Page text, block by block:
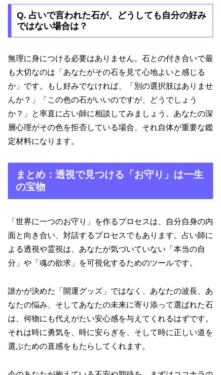
Q. 占いで言われた石が、どうしても自分の好み
ではない場合は？
無理に身につける必要はありません。石との付き合いで最
も大切なのは「あなたがその石を見て心地よいと感じる
か」です。もし好みでなければ、「別の選択肢はありませ
んか？」「この色の石がいいのですが、どうでしょう
か？」と率直に占い師に相談してみましょう。あなたの深
層心理がその色を拒否している場合、それ自体が重要な鑑
定材料になります。
まとめ：透視で見つける「お守り」は一生
の宝物
「世界に一つのお守り」を作るプロセスは、自分自身の内
面と向き合い、対話するプロセスでもあります。占い師に
よる透視や霊視は、あなたが気づいていない「本当の自
分」や「魂の欲求」を可視化するためのツールです。
誰かが決めた「開運グッズ」ではなく、あなたの波長、あ
なたの悩み、そしてあなたの未来に寄り添って選ばれた石
は、何物にも代えがたい安心感を与えてくれるはずです。
それは時に勇気を、時に安らぎを、そして時に正しい道を
選ぶための直感をもたらしてくれます。